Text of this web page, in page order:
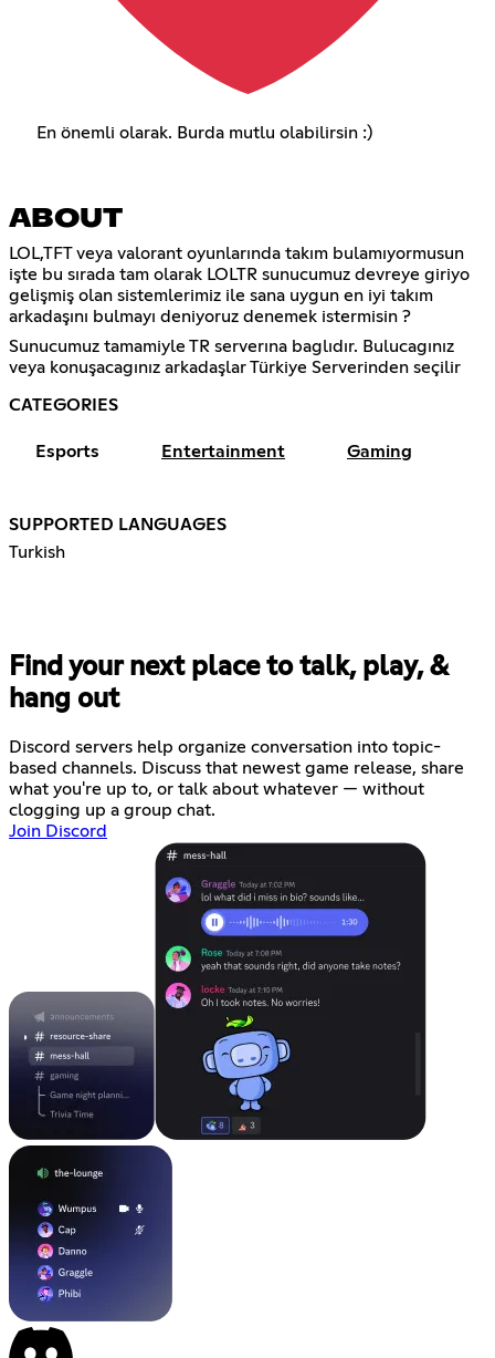
En önemli olarak. Burda mutlu olabilirsin :)
ABOUT
LOL,TFT veya valorant oyunlarında takım bulamıyormusun
işte bu sırada tam olarak LOLTR sunucumuz devreye giriyo
gelişmiş olan sistemlerimiz ile sana uygun en iyi takım
arkadaşını bulmayı deniyoruz denemek istermisin ?
Sunucumuz tamamiyle TR serverına baglıdır. Bulucagınız
veya konuşacagınız arkadaşlar Türkiye Serverinden seçilir
CATEGORIES
Esports Entertainment Gaming
SUPPORTED LANGUAGES
Turkish
Find your next place to talk, play, &
hang out
Discord servers help organize conversation into topic-
based channels. Discuss that newest game release, share
what you're up to, or talk about whatever — without
clogging up a group chat.
Join Discord